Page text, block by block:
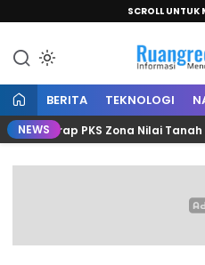
SCROLL UNTUK
Ruang
Informasi
BERITA TEKNOLOGI
NEWS
Garap PKS Zona Nilai Tanah